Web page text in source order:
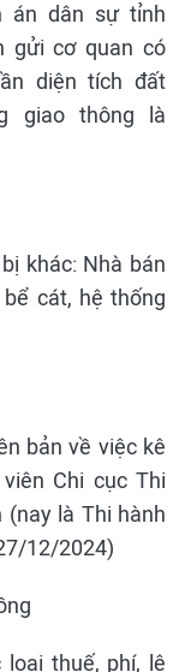
án dân sự tỉnh
gửi cơ quan có
diện tích đất
giao thông là
khác: Nhà bán
cát, hệ thống
bản về việc kê
Chi cục Thi
(nay là Thi hành
12/2024)
thuế, phí, lệ